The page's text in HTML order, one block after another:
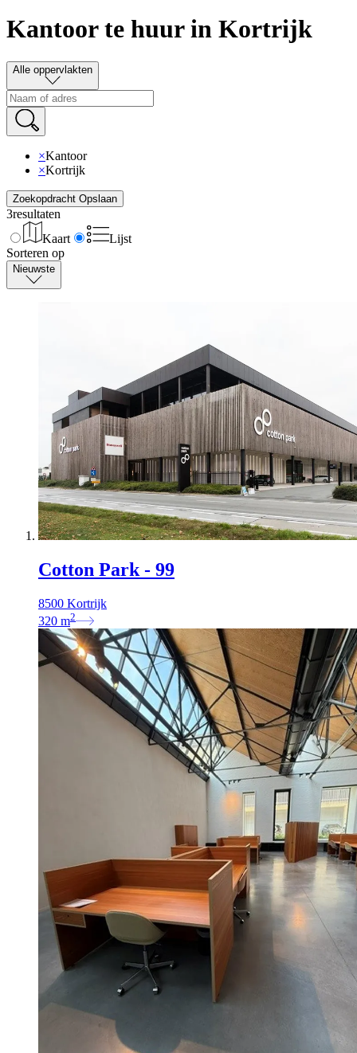
Kantoor te huur in Kortrijk
Alle oppervlakten
×Kantoor
×Kortrijk
Zoekopdracht Opslaan
3resultaten
Kaart
Lijst
Sorteren op
Nieuwste
Cotton Park - 99
8500 Kortrijk
320 m2